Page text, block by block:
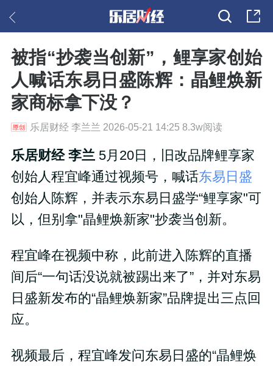
被指“抄袭当创新”，鲤享家创始
人喊话东易日盛陈辉：晶鲤焕新
家商标拿下没？
乐居财经 李兰兰 2026-05-21 14:25 8.3w阅读
乐居财经 李兰5月20日，旧改品牌鲤享家
创始人程宜峰通过视频号，喊话东易日盛
创始人陈辉，并表示东易日盛学“鲤享家"可
以，但别拿"晶鲤焕新家"抄袭当创新。
程宜峰在视频中称，此前进入陈辉的直播
间后“一句话没说就被踢出来了”，并对东易
日盛新发布的“晶鲤焕新家”品牌提出三点回
应。
视频最后，程宜峰发问东易日盛的“晶鲤焕